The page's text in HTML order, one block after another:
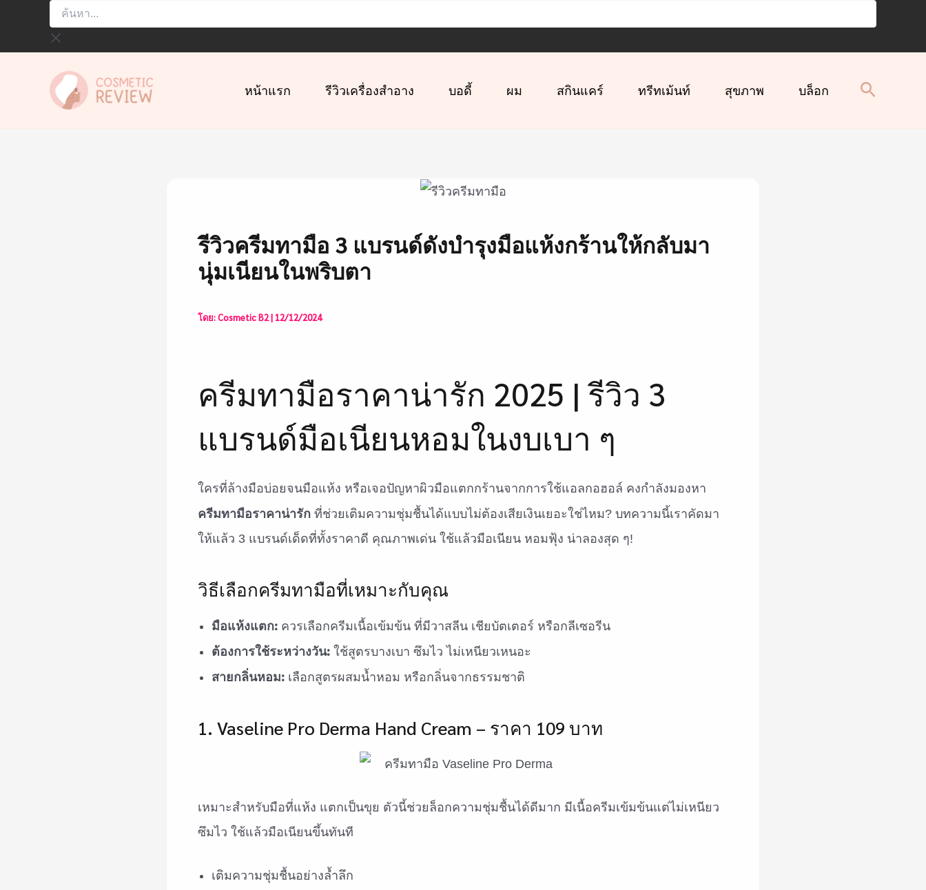
ค้นหา...
หน้าแรก รีวิวเครื่องสำอาง บอดี้ ผม สกินแคร์ ทรีทเม้นท์ สุขภาพ บล็อก
รีวิวครีมทามือ 3 แบรนด์ดังบำรุงมือแห้งกร้านให้กลับมา
นุ่มเนียนในพริบตา
โดย:Cosmetic B2| 12/12/2024
ครีมทามือราคาน่ารัก 2025 | รีวิว 3
แบรนด์มือเนียนหอมในงบเบา ๆ
ใครที่ล้างมือบ่อยจนมือแห้ง หรือเจอปัญหาผิวมือแตกกร้านจากการใช้แอลกอฮอล์ คงกำลังมองหา
ครีมทามือราคาน่ารัก ที่ช่วยเติมความชุ่มชื้นได้แบบไม่ต้องเสียเงินเยอะใช่ไหม? บทความนี้เราคัดมา
ให้แล้ว 3 แบรนด์เด็ดที่ทั้งราคาดี คุณภาพเด่น ใช้แล้วมือเนียน หอมฟุ้ง น่าลองสุด ๆ!
วิธีเลือกครีมทามือที่เหมาะกับคุณ
มือแห้งแตก: ควรเลือกครีมเนื้อเข้มข้น ที่มีวาสลีน เชียบัตเตอร์ หรือกลีเซอรีน
ต้องการใช้ระหว่างวัน: ใช้สูตรบางเบา ซึมไว ไม่เหนียวเหนอะ
สายกลิ่นหอม: เลือกสูตรผสมน้ำหอม หรือกลิ่นจากธรรมชาติ
1. Vaseline Pro Derma Hand Cream – ราคา 109 บาท
เหมาะสำหรับมือที่แห้ง แตกเป็นขุย ตัวนี้ช่วยล็อกความชุ่มชื้นได้ดีมาก มีเนื้อครีมเข้มข้นแต่ไม่เหนียว
ซึมไว ใช้แล้วมือเนียนขึ้นทันที
เติมความชุ่มชื้นอย่างล้ำลึก